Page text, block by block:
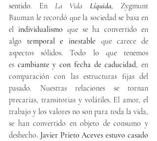
sentido. En La Vida Líquida,
Zygmunt
Bauman le recordó que la sociedad se basa en
el individualismo que se ha convertido en
algo temporal e inestable que carece de
aspectos sólidos. Todo lo que tenemos
es cambiante y con fecha de caducidad, en
comparación con las estructuras fijas del
pasado. Nuestras relaciones se tornan
precarias, transitorias y volátiles. El amor, el
trabajo y los valores no son para toda la vida,
se han convertido en objeto de consumo y
deshecho. Javier Prieto Aceves estuvo casado